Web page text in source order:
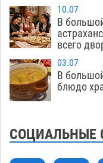
выплатит
небрежность
11:22
В Астрахани
подростка
10:48
Астраханцам
10:13 На
10.07
В
всего
03.07
В
блюдо
СОЦИАЛЬНЫЕ